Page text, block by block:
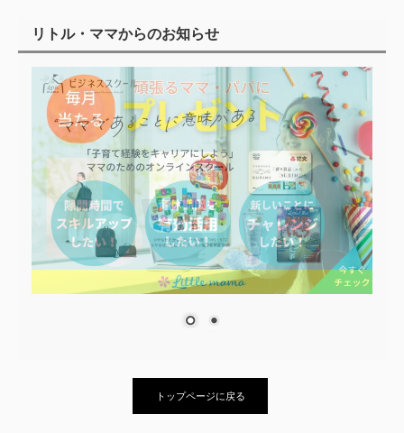
リトル・ママからのお知らせ
トップページに戻る